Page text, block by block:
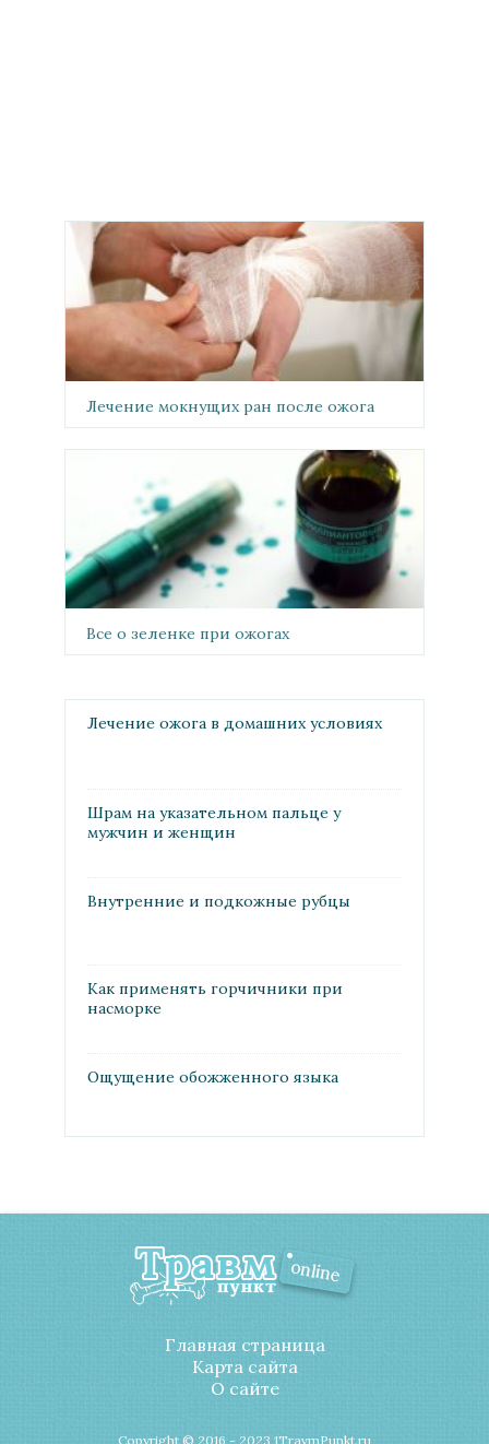
Лечение мокнущих ран после ожога
Все о зеленке при ожогах
Лечение ожога в домашних условиях
Шрам на указательном пальце у
мужчин и женщин
Внутренние и подкожные рубцы
Как применять горчичники при
насморке
Ощущение обожженного языка
Главная страница
Карта сайта
О сайте
Copyright © 2016 - 2023 1TravmPunkt.ru